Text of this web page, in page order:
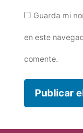
Guarda mi
en este
comente.